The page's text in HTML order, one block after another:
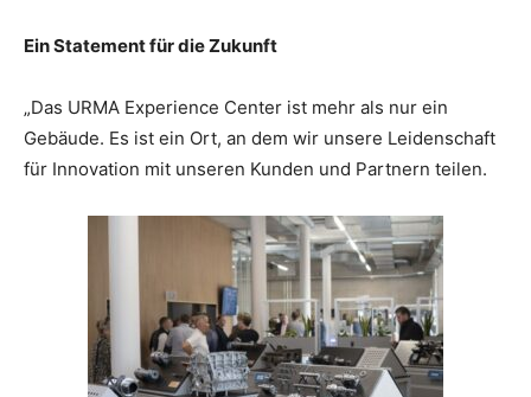
Ein Statement für die Zukunft
„Das URMA Experience Center ist mehr als nur ein
Gebäude. Es ist ein Ort, an dem wir unsere Leidenschaft
für Innovation mit unseren Kunden und Partnern teilen.